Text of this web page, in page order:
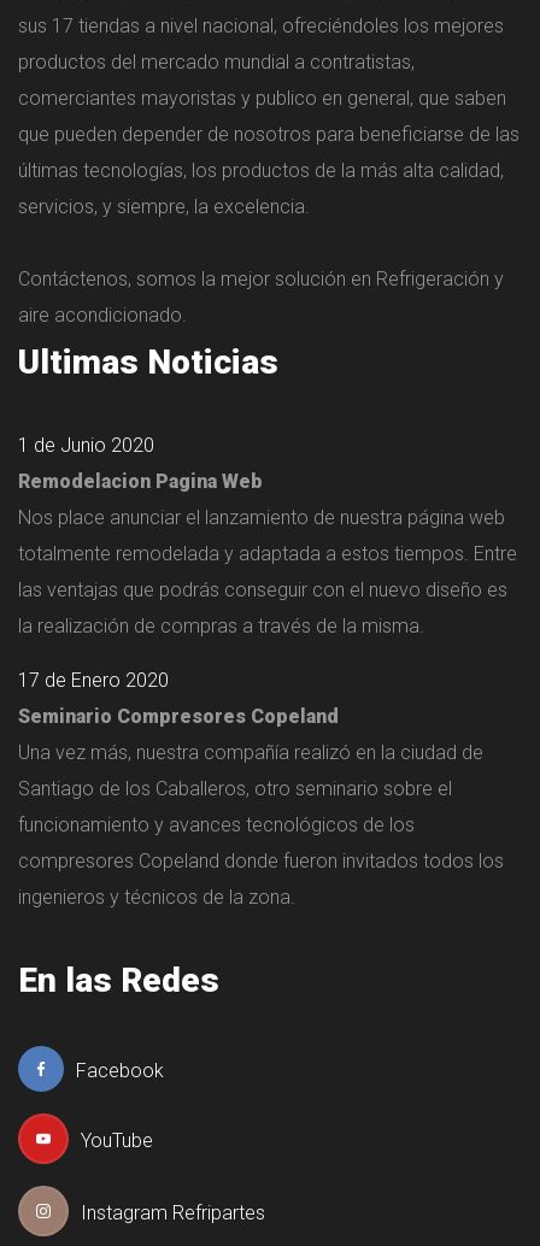
sus 17 tiendas a nivel nacional, ofreciéndoles los mejores
productos del mercado mundial a contratistas,
comerciantes mayoristas y publico en general, que saben
que pueden depender de nosotros para beneficiarse de las
últimas tecnologías, los productos de la más alta calidad,
servicios, y siempre, la excelencia.
Contáctenos, somos la mejor solución en Refrigeración y
aire acondicionado.
Ultimas Noticias
1 de Junio 2020
Remodelacion Pagina Web
Nos place anunciar el lanzamiento de nuestra página web
totalmente remodelada y adaptada a estos tiempos. Entre
las ventajas que podrás conseguir con el nuevo diseño es
la realización de compras a través de la misma.
17 de Enero 2020
Seminario Compresores Copeland
Una vez más, nuestra compañía realizó en la ciudad de
Santiago de los Caballeros, otro seminario sobre el
funcionamiento y avances tecnológicos de los
compresores Copeland donde fueron invitados todos los
ingenieros y técnicos de la zona.
En las Redes
Facebook
YouTube
Instagram Refripartes